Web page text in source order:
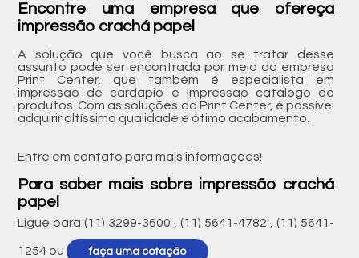
Encontre uma empresa que ofereça
impressão crachá papel
A solução que você busca ao se tratar desse
assunto pode ser encontrada por meio da empresa
Print Center, que também é especialista em
impressão de cardápio e impressão catálogo de
produtos. Com as soluções da Print Center, é possível
adquirir altíssima qualidade e ótimo acabamento.
Entre em contato para mais informações!
Para saber mais sobre impressão crachá
papel
Ligue para (11) 3299-3600 ,(11) 5641-4782 ,(11) 5641-
1254ou faça uma cotação